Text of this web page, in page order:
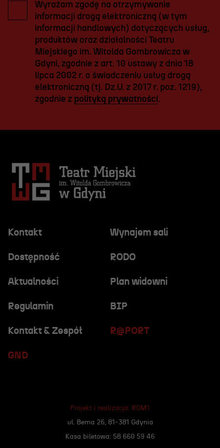
Wyrażam zgodę na otrzymywanie
informacji drogą elektroniczną (w tym
informacji handlowych) dotyczących usług,
produktów oraz działalności Teatru
Miejskiego im. Witolda Gombrowicza w
Gdyni, zgodnie z art. 10 ustawy z dnia 18
lipca 2002 r. o świadczeniu usług drogą
elektroniczną (tj. Dz.U. z 2017 r. poz. 1219),
zgodnie z polityką prywatności.
Kontakt Wynajem sali
Dostępność RODO
R@PORT
Aktualności Plan widowni
Regulamin BIP
GND
Kontakt & Zespół
Projekt i realizacja: ROM1
ul. Bema 26, 81-381 Gdynia
Kasa biletowa: 58 660 59 46